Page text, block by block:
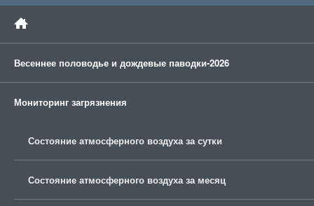
Весеннее половодье и дождевые паводки-2026
Мониторинг загрязнения
Состояние атмосферного воздуха за сутки
Состояние атмосферного воздуха за месяц